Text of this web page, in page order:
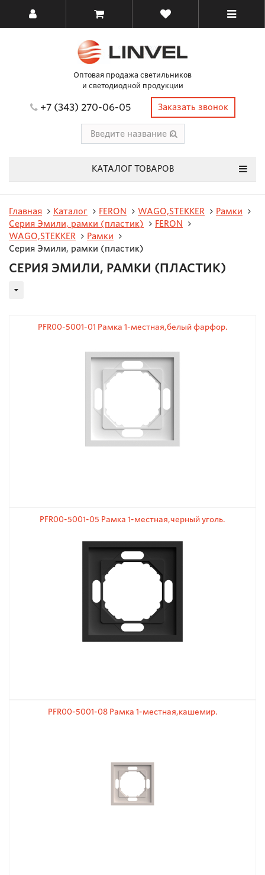
Оптовая продажа светильников
и светодиодной продукции
+7 (343) 270-06-05 Заказать звонок
КАТАЛОГ ТОВАРОВ
Главная Каталог FERON WAGO,STEKKER
Рамки
Серия Эмили, рамки (пластик)
FERON
WAGO,STEKKER
Рамки
Серия Эмили, рамки (пластик)
СЕРИЯ ЭМИЛИ, РАМКИ (ПЛАСТИК)
PFR00-5001-01 Рамка 1-местная,белый фарфор.
PFR00-5001-05 Рамка 1-местная,черный уголь.
PFR00-5001-08 Рамка 1-местная,кашемир.